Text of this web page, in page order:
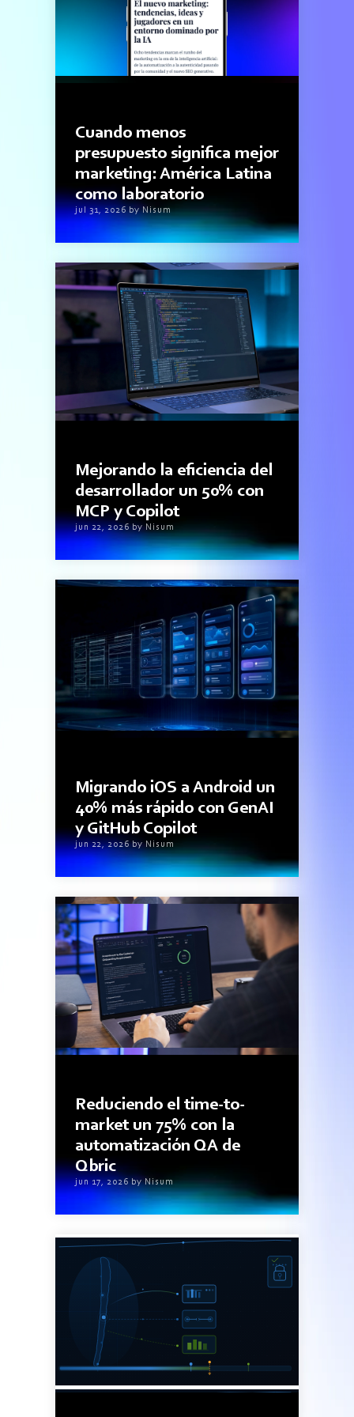
Cuando menos
presupuesto significa mejor
marketing: América Latina
como laboratorio
jul 31, 2026 by Nisum
Mejorando la eficiencia del
desarrollador un 50% con
MCP y Copilot
jun 22, 2026 by Nisum
Migrando iOS a Android un
40% más rápido con GenAI
y GitHub Copilot
jun 22, 2026 by Nisum
Reduciendo el time-to-
market un 75% con la
automatización QA de
Qbric
jun 17, 2026 by Nisum